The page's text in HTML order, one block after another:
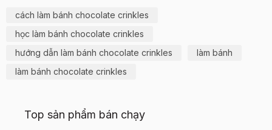
cách làm bánh chocolate crinkles
học làm bánh chocolate crinkles
hướng dẫn làm bánh chocolate crinkles
làm bánh
làm bánh chocolate crinkles
Top sản phẩm bán chạy